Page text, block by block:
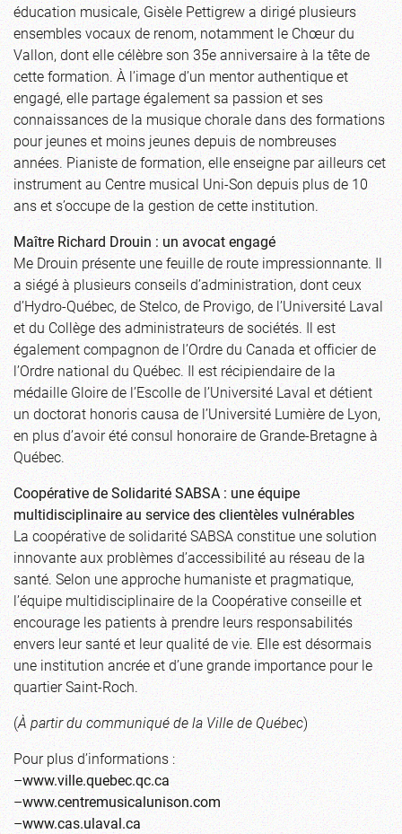
éducation musicale, Gisèle Pettigrew a dirigé plusieurs
ensembles vocaux de renom, notamment le Chœur du
Vallon, dont elle célèbre son 35e anniversaire à la tête de
cette formation. À l’image d’un mentor authentique et
engagé, elle partage également sa passion et ses
connaissances de la musique chorale dans des formations
pour jeunes et moins jeunes depuis de nombreuses
années. Pianiste de formation, elle enseigne par ailleurs cet
instrument au Centre musical Uni-Son depuis plus de 10
ans et s’occupe de la gestion de cette institution.
Maître Richard Drouin : un avocat engagé
Me Drouin présente une feuille de route impressionnante. Il
a siégé à plusieurs conseils d’administration, dont ceux
d’Hydro-Québec, de Stelco, de Provigo, de l’Université Laval
et du Collège des administrateurs de sociétés. Il est
également compagnon de l’Ordre du Canada et officier de
l’Ordre national du Québec. Il est récipiendaire de la
médaille Gloire de l’Escolle de l’Université Laval et détient
un doctorat honoris causa de l’Université Lumière de Lyon,
en plus d’avoir été consul honoraire de Grande-Bretagne à
Québec.
Coopérative de Solidarité SABSA : une équipe
multidisciplinaire au service des clientèles vulnérables
La coopérative de solidarité SABSA constitue une solution
innovante aux problèmes d’accessibilité au réseau de la
santé. Selon une approche humaniste et pragmatique,
l’équipe multidisciplinaire de la Coopérative conseille et
encourage les patients à prendre leurs responsabilités
envers leur santé et leur qualité de vie. Elle est désormais
une institution ancrée et d’une grande importance pour le
quartier Saint-Roch.
(À partir du communiqué de la Ville de Québec)
Pour plus d’informations :
–www.ville.quebec.qc.ca
–www.centremusicalunison.com
–www.cas.ulaval.ca